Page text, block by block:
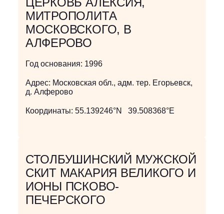
МИТРОПОЛИТА
МОСКОВСКОГО, В
АЛФЕРОВО
Год основания: 1996
Адрес: Московская обл., адм. тер. Егорьевск,
д. Алферово
Координаты: 55.139246°N 39.508368°E
СТОЛБУШИНСКИЙ МУЖСКОЙ
СКИТ МАКАРИЯ ВЕЛИКОГО И
ИОНЫ ПСКОВО-
ПЕЧЕРСКОГО